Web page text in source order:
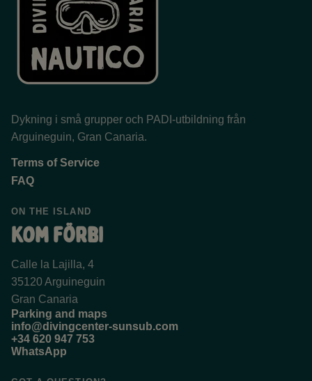
Dykning i små grupper och PADI-utbildning från
Arguineguin, Gran Canaria.
Terms of Service
FAQ
ON THE ISLAND
Kom förbi
Calle la Lajilla, 4
35120 Arguineguin
Gran Canaria
Parking and maps
info@divingcenter-sunsub.com
+34 620 947 753
WhatsApp